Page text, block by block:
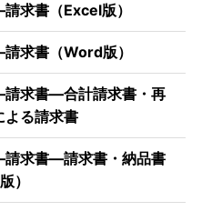
求書（Excel版）
求書（Word版）
求書―合計請求書・再
よる請求書
求書―請求書・納品書
）